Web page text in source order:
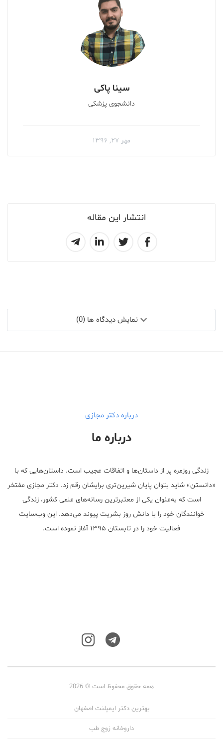
انتشار این مقاله
سینا پاکی
دانشجوی پزشکی
مهر ۲۷, ۱۳۹۶
نمایش دیدگاه ها (0)
درباره دکتر مجازی
درباره ما
زندگی روزمره پر از داستان‌ها و اتفاقات عجیب است. داستان‌هایی که با
«دانستن» شاید بتوان پایان شیرین‌تری برایشان رقم زد. دکتر مجازی مفتخر
است که به‌عنوان یکی از معتبر‌ترین رسانه‌های علمی کشور، زندگی
خوانندگان خود را با دانش روز بشریت پیوند می‌دهد. این وب‌سایت
فعالیت خود را در تابستان ۱۳۹۵ آغاز نموده است.
همه حقوق محفوظ است © 2026
بهترین دکتر ایمپلنت اصفهان
داروخانه زوج طب